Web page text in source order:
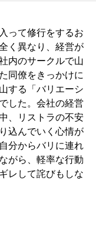
って修行をするお
く異なり、経営が
内のサークルで山
同僚をきっかけに
する「バリエーシ
した。会社の経営
、リストラの不安
込んでいく心情が
分からバリに連れ
がら、軽率な行動
レして詫びもしな